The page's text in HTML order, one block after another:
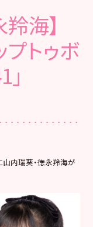
海】
トゥボ
山内瑞葵・徳永羚海が